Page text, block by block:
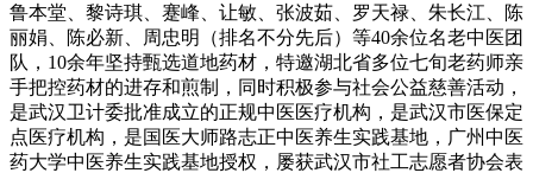
鲁本堂、黎诗琪、蹇峰、让敏、张波茹、罗天禄、朱长江、陈
丽娟、陈必新、周忠明（排名不分先后）等40余位名老中医团
队，10余年坚持甄选道地药材，特邀湖北省多位七旬老药师亲
手把控药材的进存和煎制，同时积极参与社会公益慈善活动，
是武汉卫计委批准成立的正规中医医疗机构，是武汉市医保定
点医疗机构，是国医大师路志正中医养生实践基地，广州中医
药大学中医养生实践基地授权，屡获武汉市社工志愿者协会表